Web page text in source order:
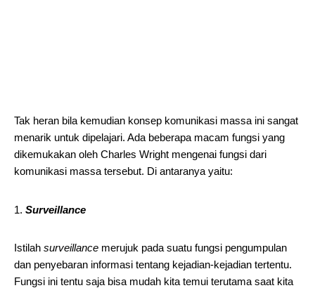
Tak heran bila kemudian konsep komunikasi massa ini sangat
menarik untuk dipelajari. Ada beberapa macam fungsi yang
dikemukakan oleh Charles Wright mengenai fungsi dari
komunikasi massa tersebut. Di antaranya yaitu:
Surveillance
Istilah surveillance merujuk pada suatu fungsi pengumpulan
dan penyebaran informasi tentang kejadian-kejadian tertentu.
Fungsi ini tentu saja bisa mudah kita temui terutama saat kita